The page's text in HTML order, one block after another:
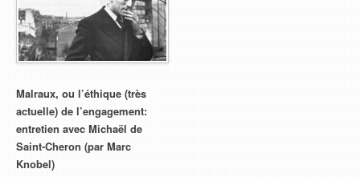
Malraux, ou l’éthique (très
actuelle) de l’engagement:
entretien avec Michaël de
Saint-Cheron (par Marc
Knobel)